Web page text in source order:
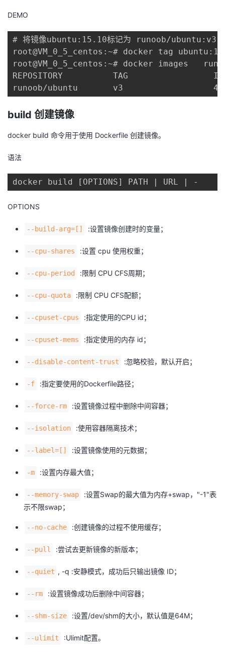
DEMO
# 将镜像ubuntu:15.10标记为 runoob/ubuntu:v3
root@VM_0_5_centos:~# docker tag
root@VM_0_5_centos:~# docker images
REPOSITORY          TAG
runoob/ubuntu       v3
build 创建镜像
docker build 命令用于使用 Dockerfile 创建镜像。
语法
docker build [OPTIONS] PATH | URL | -
OPTIONS
--build-arg=[] :设置镜像创建时的变量；
--cpu-shares :设置 cpu 使用权重；
--cpu-period :限制 CPU CFS周期；
--cpu-quota :限制 CPU CFS配额；
--cpuset-cpus :指定使用的CPU id；
--cpuset-mems :指定使用的内存 id；
--disable-content-trust :忽略校验，默认开启；
-f :指定要使用的Dockerfile路径；
--force-rm :设置镜像过程中删除中间容器；
--isolation :使用容器隔离技术；
--label=[] :设置镜像使用的元数据；
-m :设置内存最大值；
--memory-swap
:设置Swap的最大值为内存+swap，"-1"表
示不限swap；
--no-cache :创建镜像的过程不使用缓存；
--pull :尝试去更新镜像的新版本；
--quiet , -q :安静模式，成功后只输出镜像 ID；
--rm :设置镜像成功后删除中间容器；
--shm-size :设置/dev/shm的大小，默认值是64M；
--ulimit :Ulimit配置。